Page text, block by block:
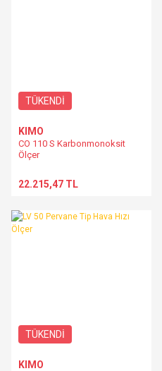
TÜKENDİ
KIMO
CO 110 S Karbonmonoksit
Ölçer
22.215,47 TL
TÜKENDİ
KIMO